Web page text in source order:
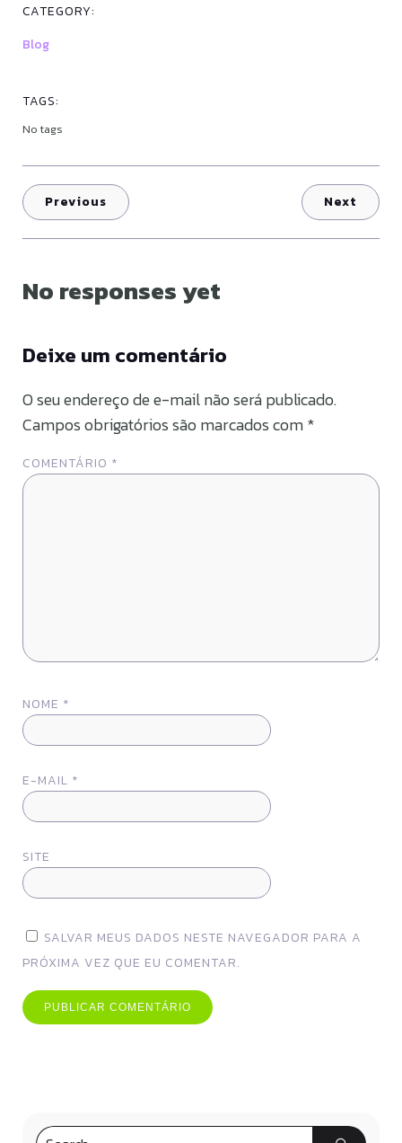
CATEGORY:
Blog
TAGS:
No tags
Previous Next
No responses yet
Deixe um comentário
O seu endereço de e-mail não será publicado.
Campos obrigatórios são marcados com*
COMENTÁRIO *
NOME *
E-MAIL *
SITE
SALVAR MEUS DADOS NESTE NAVEGADOR PARA A
PRÓXIMA VEZ QUE EU COMENTAR.